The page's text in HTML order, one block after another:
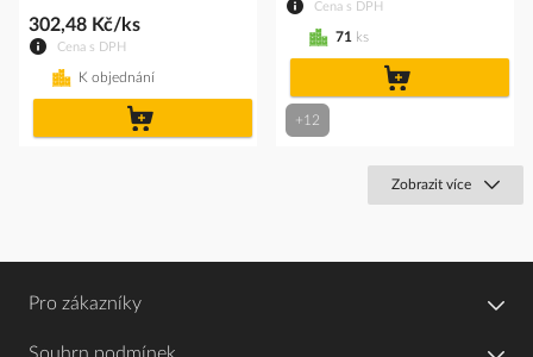
Cena s DPH
302,48 Kč/ks
K objednání
Cena s DPH
71 ks
+12
Zobrazit více
Pro zákazníky